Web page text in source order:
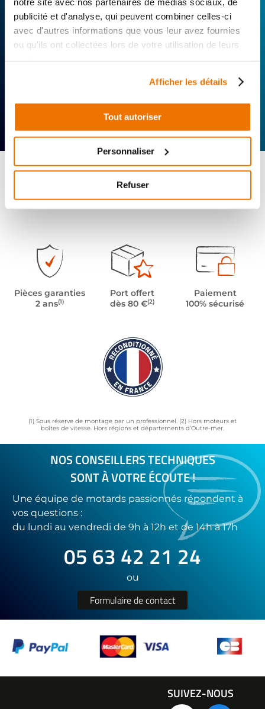
publicité et d'analyse, qui peuvent combiner celles-ci
avec d'autres informations que vous leur avez fournies
ou qu'ils ont collectées lors de votre utilisation de leurs
Afficher les détails
Tout autoriser
Personnaliser
Refuser
Réactivité
Pièces garanties
2 ans(1)
Port offert
dès 80 €(2)
Paiement
100% sécurisé
(1) Sous réserve de montage par un professionnel. (2) Hors moteurs et
boîtes de vitesse. Hors régions et départements d’Outre-mer.
NOS CONSEILLERS TECHNIQUES
SONT À VOTRE ÉCOUTE !
Une équipe de motards passionnés répondent à
vos questions :
du lundi au vendredi de 9h à 12h et de 14h à 17h
05 63 42 21 24
ou
Formulaire de contact
SUIVEZ-NOUS